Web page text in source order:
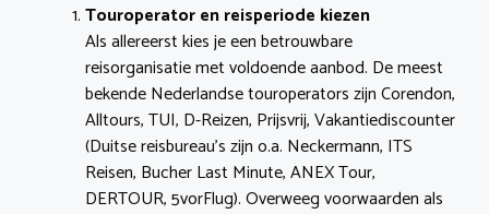
Touroperator en reisperiode kiezen
Als allereerst kies je een betrouwbare
reisorganisatie met voldoende aanbod. De meest
bekende Nederlandse touroperators zijn Corendon,
Alltours, TUI, D-Reizen, Prijsvrij, Vakantiediscounter
(Duitse reisbureau’s zijn o.a. Neckermann, ITS
Reisen, Bucher Last Minute, ANEX Tour,
DERTOUR, 5vorFlug). Overweeg voorwaarden als